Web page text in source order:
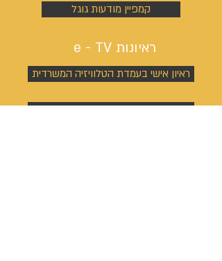
קמפיין מודעות גוגל
ראיונות e - TV
ראיון אישי בעמדת הטלוויזיה המשרדית
ראיון באולפן הטלוויזיה הדיגיטלי